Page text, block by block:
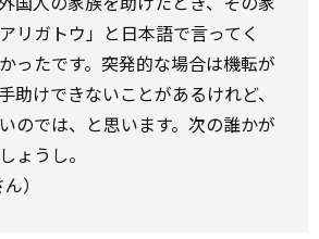
リガトウ」と日本語で言ってく
ったです。突発的な場合は機転が
助けできないことがあるけれど、
のでは、と思います。次の誰かが
ょうし。
）